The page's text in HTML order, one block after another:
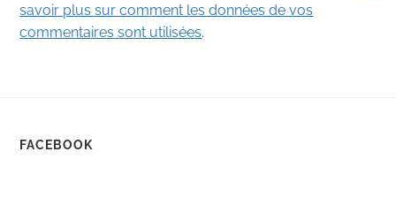
savoir plus sur comment les données de vos
commentaires sont utilisées.
FACEBOOK